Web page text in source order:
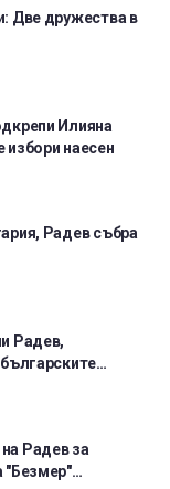
Две дружества в
Илияна
избори наесен
Радев събра
Радев,
Радев за
"Безмер"…